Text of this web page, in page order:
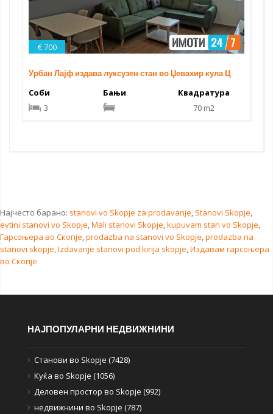
€ 700
Урбан Лајф издава луксузен стан во Џевахир кула Ц
Соби
3
Бањи
Квадратура
70 m2
Најчесто барано: stanovi vo Skopje za prodavanje, Stanovi Skopje,
evtini stanovi vo Skopje,Mali stanovi Skopje,kupuvam stan vo Skopje,
Гарсоњера во Скопје,prodazba na stanovi vo Skopje,prodazba na
stanovi skopje,Izdavanje stanovi pod kirija skopje,Издавам гарсоњера
во Скопје
НАЈПОПУЛАРНИ НЕДВИЖНИНИ
Станови во Skopje (7428)
Куќа во Skopje (1056)
Деловен простор во Skopje (992)
недвижнини во Skopje (787)